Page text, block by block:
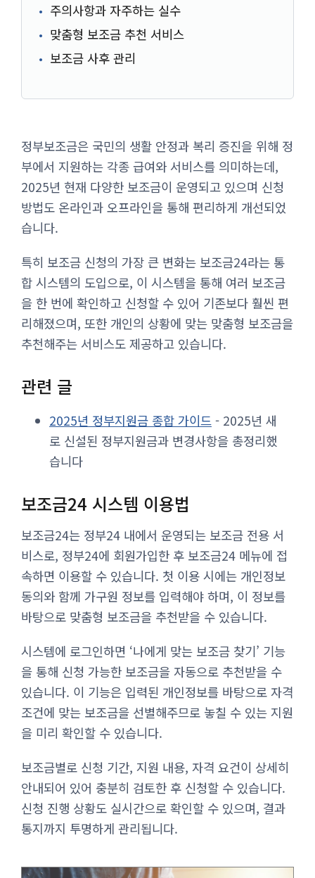
주의사항과 자주하는 실수
맞춤형 보조금 추천 서비스
보조금 사후 관리
정부보조금은 국민의 생활 안정과 복리 증진을 위해 정
부에서 지원하는 각종 급여와 서비스를 의미하는데,
2025년 현재 다양한 보조금이 운영되고 있으며 신청
방법도 온라인과 오프라인을 통해 편리하게 개선되었
습니다.
특히 보조금 신청의 가장 큰 변화는 보조금24라는 통
합 시스템의 도입으로, 이 시스템을 통해 여러 보조금
을 한 번에 확인하고 신청할 수 있어 기존보다 훨씬 편
리해졌으며, 또한 개인의 상황에 맞는 맞춤형 보조금을
추천해주는 서비스도 제공하고 있습니다.
관련 글
2025년 정부지원금 종합 가이드 - 2025년 새
로 신설된 정부지원금과 변경사항을 총정리했
습니다
보조금24 시스템 이용법
보조금24는 정부24 내에서 운영되는 보조금 전용 서
비스로, 정부24에 회원가입한 후 보조금24 메뉴에 접
속하면 이용할 수 있습니다. 첫 이용 시에는 개인정보
동의와 함께 가구원 정보를 입력해야 하며, 이 정보를
바탕으로 맞춤형 보조금을 추천받을 수 있습니다.
시스템에 로그인하면 ‘나에게 맞는 보조금 찾기’ 기능
을 통해 신청 가능한 보조금을 자동으로 추천받을 수
있습니다. 이 기능은 입력된 개인정보를 바탕으로 자격
조건에 맞는 보조금을 선별해주므로 놓칠 수 있는 지원
을 미리 확인할 수 있습니다.
보조금별로 신청 기간, 지원 내용, 자격 요건이 상세히
안내되어 있어 충분히 검토한 후 신청할 수 있습니다.
신청 진행 상황도 실시간으로 확인할 수 있으며, 결과
통지까지 투명하게 관리됩니다.